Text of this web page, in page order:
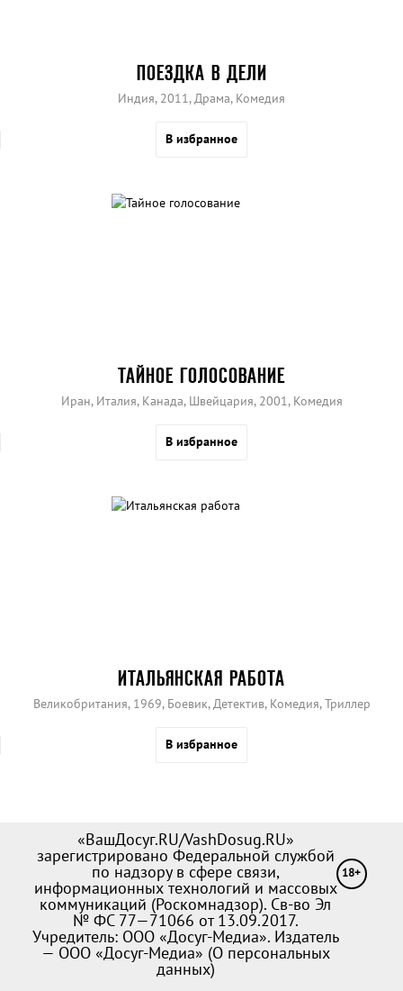
ПОЕЗДКА В ДЕЛИ
Индия, 2011, Драма, Комедия
В избранное
ТАЙНОЕ ГОЛОСОВАНИЕ
Иран, Италия, Канада, Швейцария, 2001, Комедия
В избранное
ИТАЛЬЯНСКАЯ РАБОТА
Великобритания, 1969, Боевик, Детектив, Комедия, Триллер
В избранное
«ВашДосуг.RU/VashDosug.RU»
зарегистрировано Федеральной службой
по надзору в сфере связи,
информационных технологий и массовых
коммуникаций (Роскомнадзор). Св-во Эл
№ ФС 77—71066 от 13.09.2017.
Учредитель: ООО «Досуг-Медиа». Издатель
— ООО «Досуг-Медиа» (О персональных
данных)
18+